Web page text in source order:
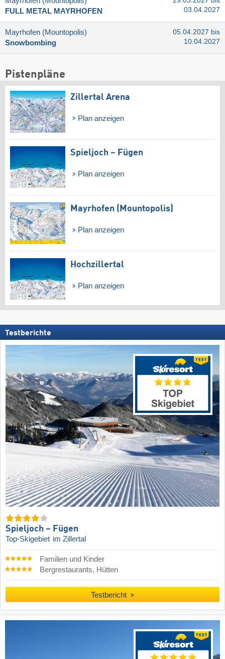
FULL METAL MAYRHOFEN
03.04.2027
Mayrhofen (Mountopolis)
Snowbombing
05.04.2027 bis
10.04.2027
Pistenpläne
Zillertal Arena
Plan anzeigen
Spieljoch – Fügen
Plan anzeigen
Mayrhofen (Mountopolis)
Plan anzeigen
Hochzillertal
Plan anzeigen
Testberichte
Spieljoch – Fügen
Top-Skigebiet im Zillertal
Familien und Kinder
Bergrestaurants, Hütten
Testbericht